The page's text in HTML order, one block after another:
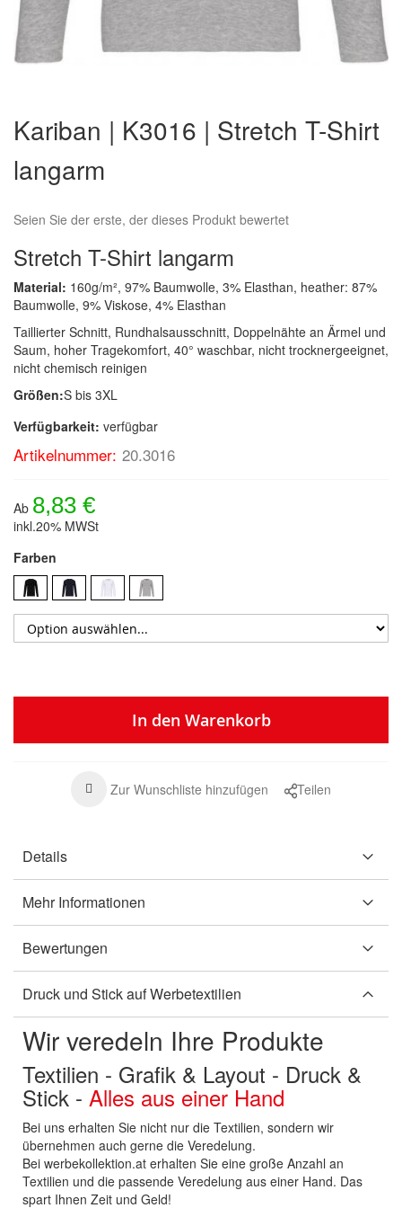
der
Bildergalerie
springen
Kariban | K3016 | Stretch T-Shirt
langarm
Seien Sie der erste, der dieses Produkt bewertet
Stretch T-Shirt langarm
Material: 160g/m², 97% Baumwolle, 3% Elasthan, heather: 87%
Baumwolle, 9% Viskose, 4% Elasthan
Taillierter Schnitt, Rundhalsausschnitt, Doppelnähte an Ärmel und
Saum, hoher Tragekomfort, 40° waschbar, nicht trocknergeeignet,
nicht chemisch reinigen
Größen:S bis 3XL
Verfügbarkeit: verfügbar
Artikelnummer: 20.3016
Ab 8,83 €
inkl.20% MWSt
Farben
In den Warenkorb
Zur Wunschliste hinzufügen Teilen
Details
Mehr Informationen
Bewertungen
Druck und Stick auf Werbetextilien
Wir veredeln Ihre Produkte
Textilien - Grafik & Layout - Druck &
Stick - Alles aus einer Hand
Bei uns erhalten Sie nicht nur die Textilien, sondern wir
übernehmen auch gerne die Veredelung.
Bei werbekollektion.at erhalten Sie eine große Anzahl an
Textilien und die passende Veredelung aus einer Hand. Das
spart Ihnen Zeit und Geld!